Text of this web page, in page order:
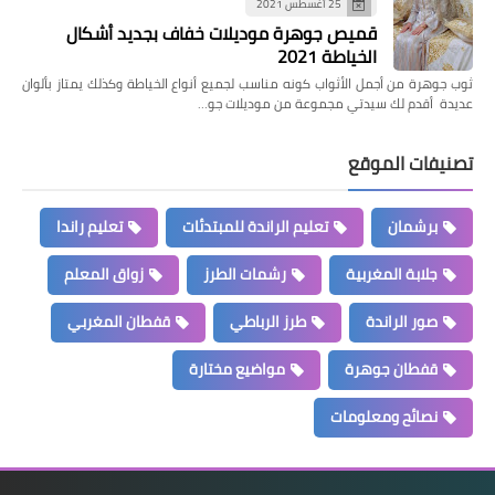
قميص جوهرة موديلات خفاف بجديد أشكال
الخياطة 2021
ثوب جوهرة من أجمل الأثواب كونه مناسب لجميع أنواع الخياطة وكذلك يمتاز بألوان
عديدة أقدم لك سيدتي مجموعة من موديلات جو…
تصنيفات الموقع
برشمان تعليم الراندة للمبتدئات
تعليم راندا
جلابة المغربية
رشمات الطرز
زواق المعلم
صور الراندة
طرز الرباطي
قفطان المغربي
قفطان جوهرة
مواضيع مختارة
نصائح ومعلومات